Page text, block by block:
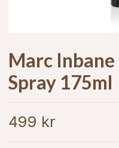
Marc
Spray 175ml
499 kr